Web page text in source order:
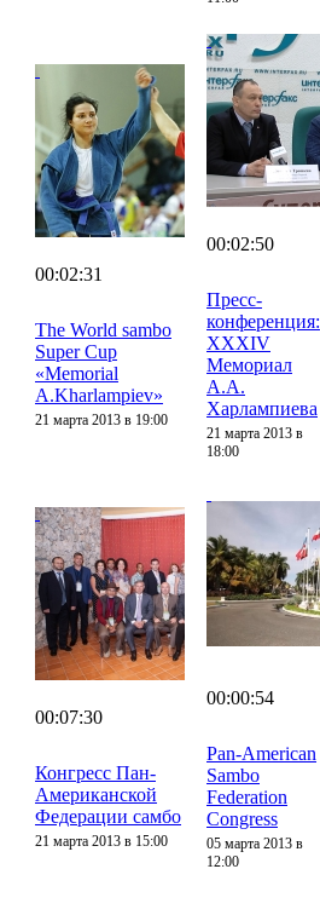
00:02:31
The World sambo
Super Cup
«Memorial
A.Kharlampiev»
21 марта 2013 в 19:00
00:02:50
Пресс-
конференция:
XXXIV
Мемориал
А.А.
Харлампиева
21 марта 2013 в
18:00
00:07:30
Конгресс Пан-
Американской
Федерации самбо
21 марта 2013 в 15:00
00:00:54
Pan-American
Sambo
Federation
Congress
05 марта 2013 в
12:00